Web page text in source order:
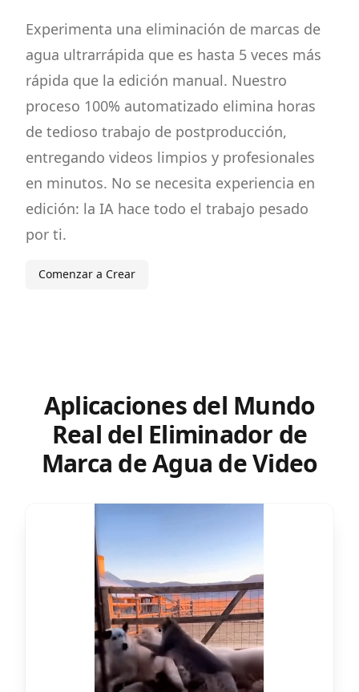
Experimenta una eliminación de marcas de
agua ultrarrápida que es hasta 5 veces más
rápida que la edición manual. Nuestro
proceso 100% automatizado elimina horas
de tedioso trabajo de postproducción,
entregando videos limpios y profesionales
en minutos. No se necesita experiencia en
edición: la IA hace todo el trabajo pesado
por ti.
Comenzar a Crear
Aplicaciones del Mundo
Real del Eliminador de
Marca de Agua de Video